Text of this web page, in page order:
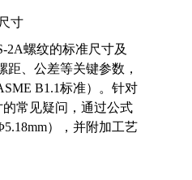
寸
2A螺纹的标准尺寸及
距、公差等关键参数，
B1.1标准）。针对
的常见疑问，通过公式
），并附加工艺